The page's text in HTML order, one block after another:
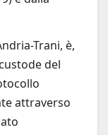
Trani, è,
del
attraverso